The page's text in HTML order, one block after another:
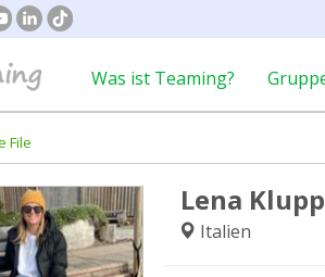
Was ist Teaming?
File
Lena Klupp
Italien